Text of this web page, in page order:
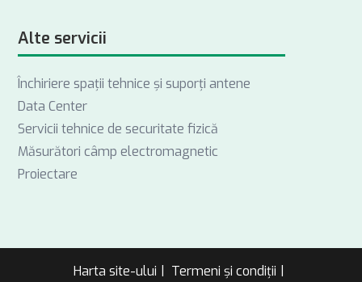
Alte servicii
Închiriere spații tehnice și suporți antene
Data Center
Servicii tehnice de securitate fizică
Măsurători câmp electromagnetic
Proiectare
Harta site-ului Termeni și condiții